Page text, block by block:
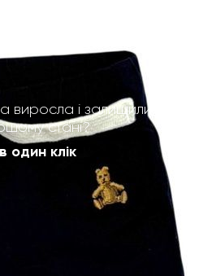
виросла і залишилися
стані?
один клік